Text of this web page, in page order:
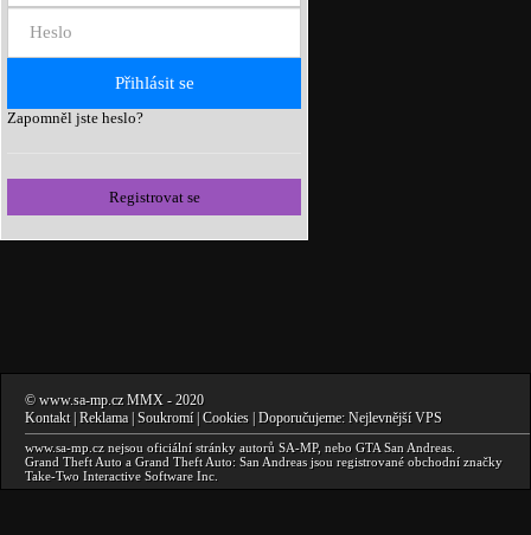
Zapomněl jste heslo?
Registrovat se
© www.sa-mp.cz MMX - 2020
Kontakt| Reklama | Soukromí| Cookies | Doporučujeme: Nejlevnější VPS
www.sa-mp.cz nejsou oficiální stránky autorů SA-MP, nebo GTA San Andreas
Grand Theft Auto a Grand Theft Auto: San Andreas jsou registrované obchodní značky
Take-Two Interactive Software Inc.